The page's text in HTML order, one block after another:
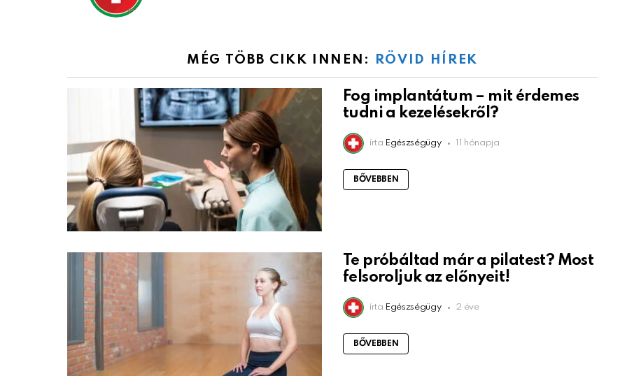
MÉG TÖBB CIKK INNEN: RÖVID HÍREK
Fog implantátum – mit érdemes
tudni a kezelésekről?
írta Egészségügy 11 hónapja
BŐVEBBEN
Te próbáltad már a pilatest? Most
felsoroljuk az előnyeit!
írta Egészségügy 2 éve
BŐVEBBEN